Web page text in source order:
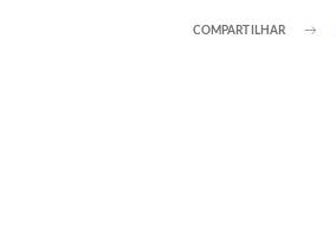
COMPARTILHAR